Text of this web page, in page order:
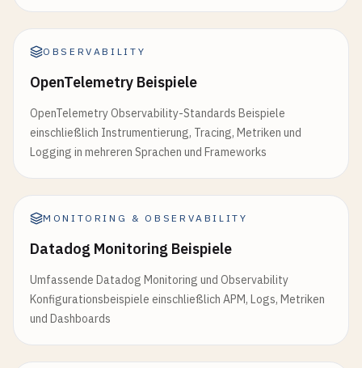
OBSERVABILITY
OpenTelemetry Beispiele
OpenTelemetry Observability-Standards Beispiele
einschließlich Instrumentierung, Tracing, Metriken und
Logging in mehreren Sprachen und Frameworks
MONITORING & OBSERVABILITY
Datadog Monitoring Beispiele
Umfassende Datadog Monitoring und Observability
Konfigurationsbeispiele einschließlich APM, Logs, Metriken
und Dashboards